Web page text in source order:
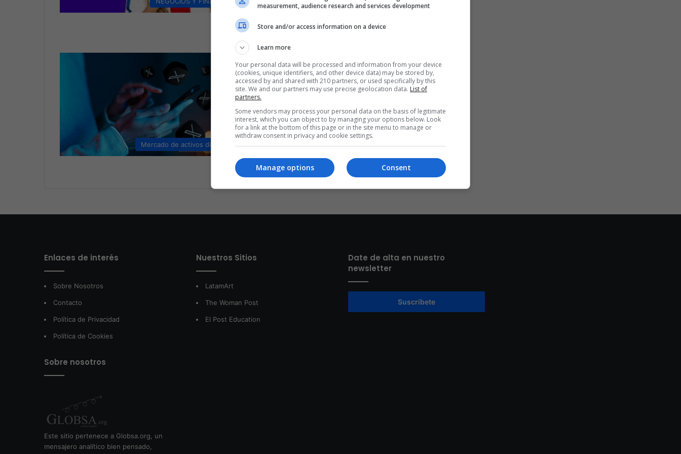
Despegar por 1,700 millones de…
Read More »
Mercado de activos digitales
Piratean la cuenta de X del
regulador bursátil de EE.UU. con
mensaje sobre ETF de bitcoin
La cuenta del regulador bursátil de Estados Unidos
(SEC, por sus siglas en inglés) en la red social X
Read More »
Enlaces de interés
Sobre Nosotros
Contacto
Política de Privacidad
Política de Cookies
Sobre nosotros
Este sitio pertenece a Globsa.org, un
mensajero analítico bien pensado,
Nuestros Sitios
LatamArt
The Woman Post
El Post Education
Date de alta en nuestro
newsletter
Suscríbete
measurement, audience research and services development
Store and/or access information on a device
Learn more
Your personal data will be processed and information from your device
(cookies, unique identifiers, and other device data) may be stored by,
accessed by and shared with 210 partners, or used specifically by this
site. We and our partners may use precise geolocation data. List of
partners.
Some vendors may process your personal data on the basis of legitimate
interest, which you can object to by managing your options below. Look
for a link at the bottom of this page or in the site menu to manage or
withdraw consent in privacy and cookie settings.
Consent
Manage options